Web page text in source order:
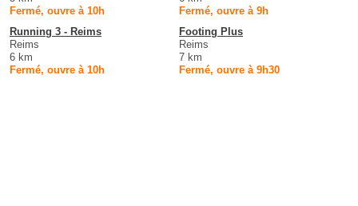
Fermé, ouvre à 10h
Fermé, ouvre à 9h
Running 3 - Reims
Reims
6 km
Fermé, ouvre à 10h
Footing Plus
Reims
7 km
Fermé, ouvre à 9h30